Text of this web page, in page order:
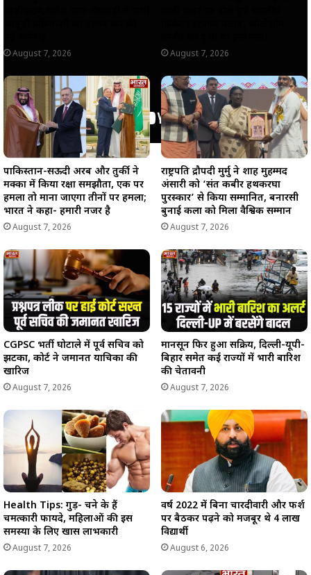
August 7, 2026 August 7, 2026
पाकिस्तान-सऊदी अरब और तुर्की ने
मक्का में किया रक्षा समझौता, एक पर
हमला तो माना जाएगा तीनों पर हमला;
भारत ने कहा- हमारी नजर है
August 7, 2026
राष्ट्रपति द्रौपदी मुर्मु ने शाह मुहम्मद
अंसारी को ‘संत कबीर हथकरघा
पुरस्कार’ से किया सम्मानित, बनारसी
बुनाई कला को मिला वैश्विक सम्मान
August 7, 2026
CGPSC भर्ती घोटाले में पूर्व सचिव को
झटका, कोर्ट ने जमानत याचिका की
खारिज
August 7, 2026
मानसून फिर हुआ सक्रिय, दिल्ली-यूपी-
बिहार समेत कई राज्यों में भारी बारिश
की चेतावनी
August 7, 2026
Health Tips: गुड़- चने के हैं
चमत्कारी फायदे, महिलाओं की इस
समस्या के लिए खास लाभकारी
August 7, 2026
वर्ष 2022 में बिना चारदीवारी और फर्श
पर बैठकर पढ़ने को मजबूर थे 4 लाख
विद्यार्थी
August 6, 2026